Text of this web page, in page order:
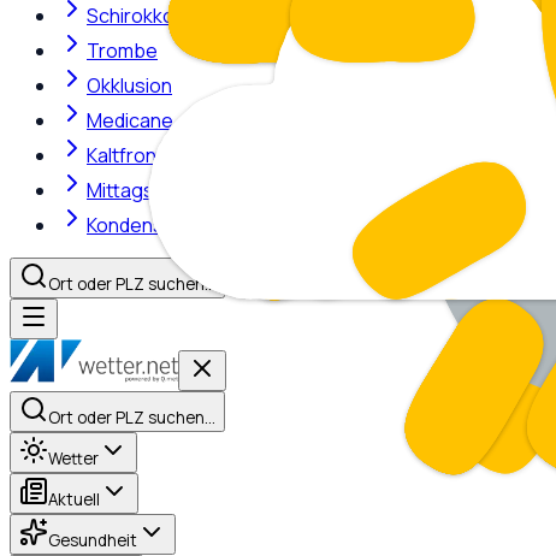
Schirokko
Trombe
Okklusion
Medicane
Kaltfront
Mittagshitze
Kondensstreifen
Ort oder PLZ suchen…
Ort oder PLZ suchen…
Wetter
Aktuell
Gesundheit